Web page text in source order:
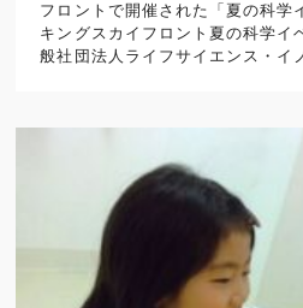
フロントで開催された「夏の科学
キングスカイフロント夏の科学イ
般社団法人ライフサイエンス・イ